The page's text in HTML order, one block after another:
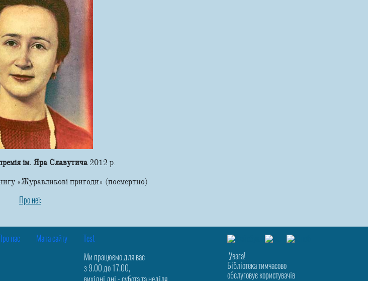
ім. Яра Славутича2012 р.
«Журавликові пригоди» (посмертно)
Про неї:
Про нас Мапа сайту Test
Ми працюємо для вас
з 9.00 до 17.00,
Увага!
Бібліотека тимчасово
обслуговує користувачів